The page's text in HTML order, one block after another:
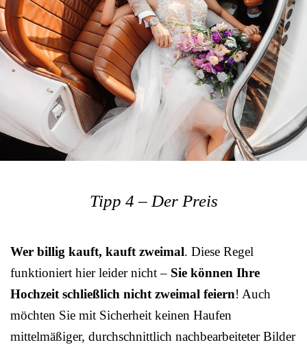
Tipp 4 – Der Preis
Wer billig kauft, kauft zweimal. Diese Regel
funktioniert hier leider nicht – Sie können Ihre
Hochzeit schließlich nicht zweimal feiern! Auch
möchten Sie mit Sicherheit keinen Haufen
mittelmäßiger, durchschnittlich nachbearbeiteter Bilder